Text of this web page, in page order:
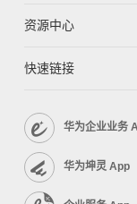
资源中心
快速链接
华为企业业务
华为坤灵 App